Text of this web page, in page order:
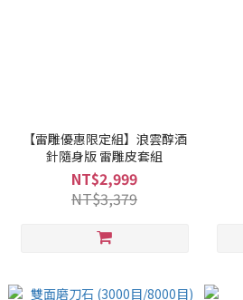
【雷雕優惠限定組】浪雲醇酒
針隨身版 雷雕皮套組
NT$2,999
NT$3,379